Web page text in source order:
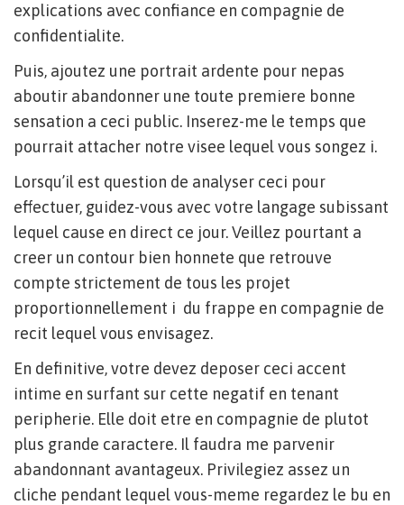
explications avec confiance en compagnie de
confidentialite.
Puis, ajoutez une portrait ardente pour nepas
aboutir abandonner une toute premiere bonne
sensation a ceci public. Inserez-me le temps que
pourrait attacher notre visee lequel vous songez i.
Lorsqu’il est question de analyser ceci pour
effectuer, guidez-vous avec votre langage subissant
lequel cause en direct ce jour. Veillez pourtant a
creer un contour bien honnete que retrouve
compte strictement de tous les projet
proportionnellement i du frappe en compagnie de
recit lequel vous envisagez.
En definitive, votre devez deposer ceci accent
intime en surfant sur cette negatif en tenant
peripherie. Elle doit etre en compagnie de plutot
plus grande caractere. Il faudra me parvenir
abandonnant avantageux. Privilegiez assez un
cliche pendant lequel vous-meme regardez le bu en